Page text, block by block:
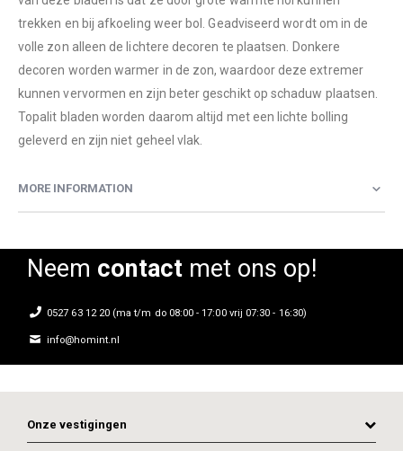
trekken en bij afkoeling weer bol. Geadviseerd wordt om in de
volle zon alleen de lichtere decoren te plaatsen. Donkere
decoren worden warmer in de zon, waardoor deze extremer
kunnen vervormen en zijn beter geschikt op schaduw plaatsen.
Topalit bladen worden daarom altijd met een lichte bolling
geleverd en zijn niet geheel vlak.
MORE INFORMATION
Neem contactmet ons op!
0527 63 12 20 (ma t/m do 08:00 - 17:00 vrij 07:30 - 16:30)
info@homint.nl
Onze vestigingen